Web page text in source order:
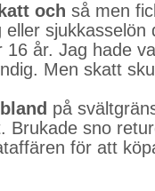
och så men
eller
16 år. Jag hade
Men skatt
på
Brukade sno
för att